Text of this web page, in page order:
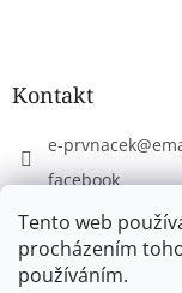
Tento web
procházením
používáním.
Kontakt
e-prvnacek@
facebook
eprvnacek